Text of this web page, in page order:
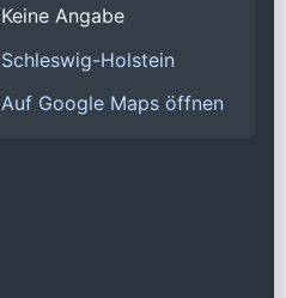
Keine Angabe
Schleswig-Holstein
Auf Google Maps öffnen